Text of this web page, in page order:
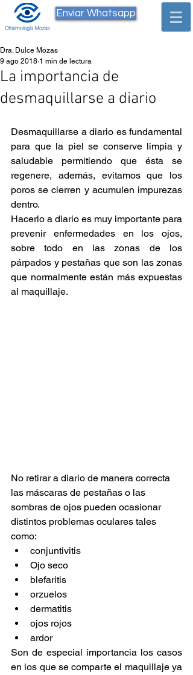
Enviar Whatsapp
La importancia de
desmaquillarse a diario
Dra. Dulce Mozas
9 ago 2018 1 min de lectura
Desmaquillarse a diario es fundamental
para que la piel se conserve limpia y
saludable permitiendo que ésta se
regenere, además, evitamos que los
poros se cierren y acumulen impurezas
dentro.
Hacerlo a diario es muy importante para
prevenir enfermedades en los ojos,
sobre todo en las zonas de los
párpados y pestañas que son las zonas
que normalmente están más expuestas
al maquillaje.
No retirar a diario de manera correcta
las máscaras de pestañas o las
sombras de ojos pueden ocasionar
distintos problemas oculares tales
como:
conjuntivitis
Ojo seco
blefaritis
orzuelos
dermatitis
ojos rojos
ardor
Son de especial importancia los casos
en los que se comparte el maquillaje ya